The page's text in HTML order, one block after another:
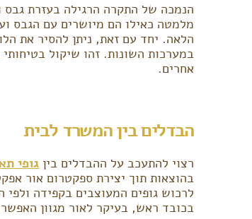
הנמכה של התקרה הרגילה בעזרת גבס
מלמטה כאילו הם מיושרים עם הגבס
הלאה. יחד עם זאת, ניתן להסיר את
במערכות השונות. זהו שיקול
אחרים.
הבדלים בין המשרד לבית
רצוי להתעכב על ההבדלים בין גופי
בהוצאות תוך יצירת ספקטרום אור
לרכוש גופים המעוצבים בקפידה
בכובד ראש, בעיקר לאור מגוון